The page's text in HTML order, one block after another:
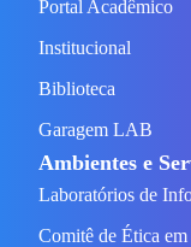
Portal Acadêmico
Institucional
Biblioteca
Garagem LAB
Ambientes e
Laboratórios de
Comitê de Ética